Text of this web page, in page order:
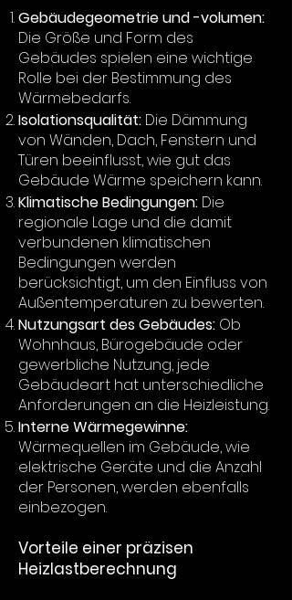
Gebäudegeometrie und -volumen:
Die Größe und Form des
Gebäudes spielen eine wichtige
Rolle bei der Bestimmung des
Wärmebedarfs.
Isolationsqualität: Die Dämmung
von Wänden, Dach, Fenstern und
Türen beeinflusst, wie gut das
Gebäude Wärme speichern kann.
Klimatische Bedingungen: Die
regionale Lage und die damit
verbundenen klimatischen
Bedingungen werden
berücksichtigt, um den Einfluss von
Außentemperaturen zu bewerten.
Nutzungsart des Gebäudes: Ob
Wohnhaus, Bürogebäude oder
gewerbliche Nutzung, jede
Gebäudeart hat unterschiedliche
Anforderungen an die Heizleistung.
Interne Wärmegewinne:
Wärmequellen im Gebäude, wie
elektrische Geräte und die Anzahl
der Personen, werden ebenfalls
einbezogen.
Vorteile einer präzisen
Heizlastberechnung